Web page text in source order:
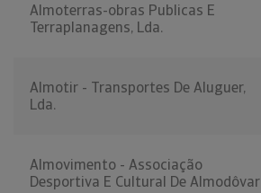
Almoterras-obras Publicas E
Terraplanagens, Lda.
Almotir - Transportes De Aluguer,
Lda.
Almovimento - Associação
Desportiva E Cultural De Almodôvar